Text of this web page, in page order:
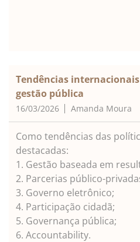
Tendências
gestão pública
16/03/2026 Amanda Moura
Como tendências das
destacadas:
1. Gestão baseada em
2. Parcerias público-
3. Governo eletrônico;
4. Participação cidadã;
5. Governança pública;
6. Accountability.